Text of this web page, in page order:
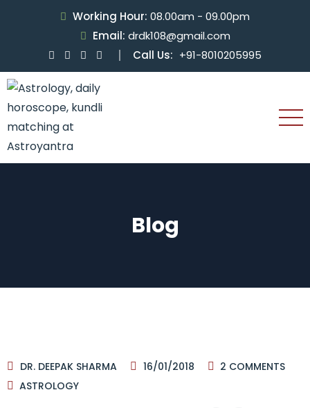
Working Hour: 08.00am - 09.00pm
Email: drdk108@gmail.com
Call Us: +91-8010205995
Blog
DR. DEEPAK SHARMA 16/01/2018 2 COMMENTS
ASTROLOGY